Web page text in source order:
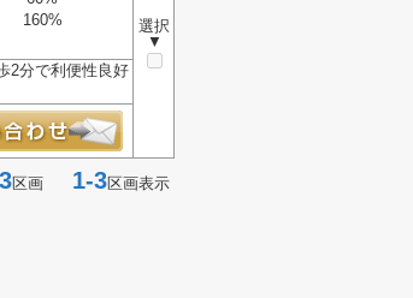
選択
▼
160%
2分で利便性良好
3区画 1-3区画表示